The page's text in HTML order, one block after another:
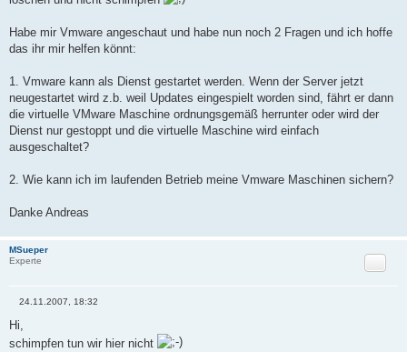
a
Habe mir Vmware angeschaut und habe nun noch 2 Fragen und ich hoffe
das ihr mir helfen könnt:
1. Vmware kann als Dienst gestartet werden. Wenn der Server jetzt
neugestartet wird z.b. weil Updates eingespielt worden sind, fährt er dann
die virtuelle VMware Maschine ordnungsgemäß herrunter oder wird der
Dienst nur gestoppt und die virtuelle Maschine wird einfach
ausgeschaltet?
2. Wie kann ich im laufenden Betrieb meine Vmware Maschinen sichern?
Danke Andreas
MSueper
Experte
Zitat
t
24.11.2007, 18:32
Hi,
schimpfen tun wir hier nicht